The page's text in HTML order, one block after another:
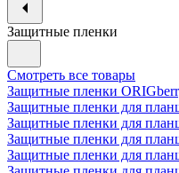
Защитные пленки
Смотреть все товары
Защитные пленки
Защитные пленки для
Защитные пленки для
Защитные пленки для
Защитные пленки для